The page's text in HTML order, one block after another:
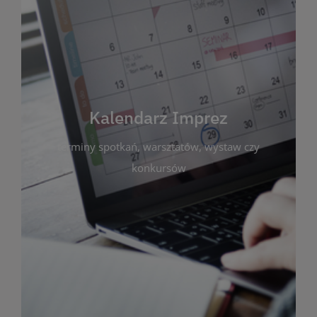
Kalendarz Imprez
terminy spotkań, warsztatów, wystaw czy
konkursów
Kalendarz Imprez
Zakładka ta gromadzi wszystkie planowane
wydarzenia kulturalne i edukacyjne organizowane
przez bibliotekę. Możesz tu sprawdzić terminy
spotkań, warsztatów, wystaw czy konkursów.
Dzięki przejrzystemu kalendarzowi łatwo
zaplanujesz udział w interesujących Cię
wydarzeniach. Aktualizujemy harmonogram na
bieżąco, by zawsze był zgodny z planem pracy
biblioteki. Zapraszamy do śledzenia i uczestnictwa
w życiu kulturalnym miasta!
WIĘCEJ